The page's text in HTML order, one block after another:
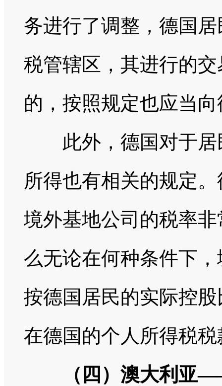
务进行了调整，德国
税管辖区，其进行的
的，按照规定也应当
此外，德国对于居
所得也有相关的规定
境外基地公司的税率
么无论在何种条件下
按德国居民的实际控
在德国的个人所得税
（四）澳大利亚